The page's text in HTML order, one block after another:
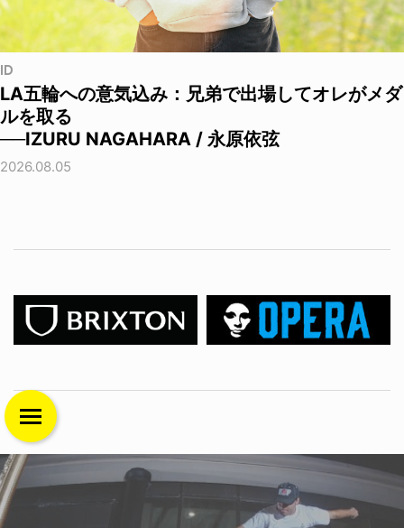
ID
LA五輪への意気込み：兄弟で出場してオレがメダ
ルを取る
──IZURU NAGAHARA / 永原依弦
2026.08.05